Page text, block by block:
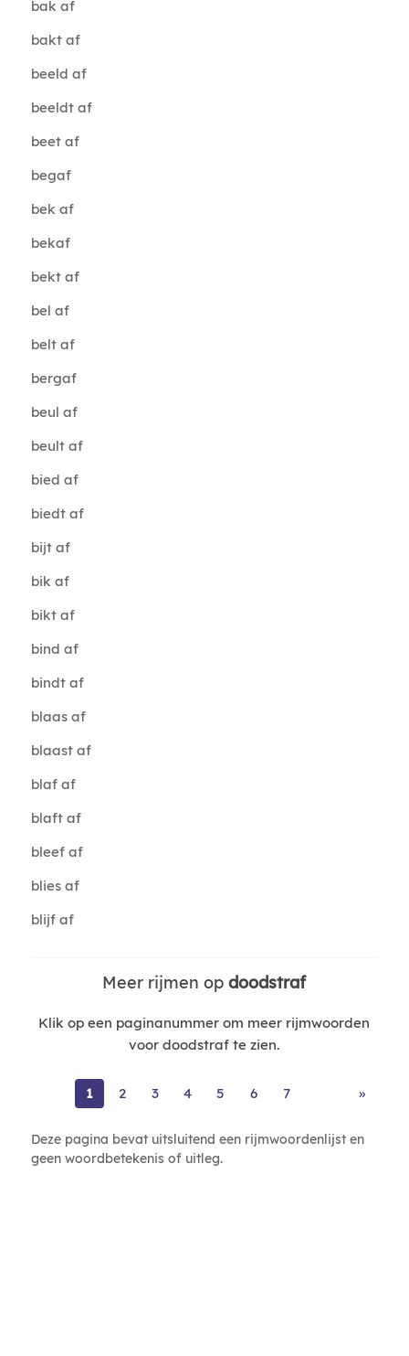
bak af
bakt af
beeld af
beeldt af
beet af
begaf
bek af
bekaf
bekt af
bel af
belt af
bergaf
beul af
beult af
bied af
biedt af
bijt af
bik af
bikt af
bind af
bindt af
blaas af
blaast af
blaf af
blaft af
bleef af
blies af
blijf af
Meer rijmen opdoodstraf
Klik op een paginanummer om meer rijmwoorden
voor doodstraf te zien.
1 2 3 4 5 6 7 »
Deze pagina bevat uitsluitend een rijmwoordenlijst en
geen woordbetekenis of uitleg.